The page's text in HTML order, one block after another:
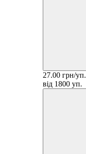
27.00 грн/уп.
від 1800 уп.